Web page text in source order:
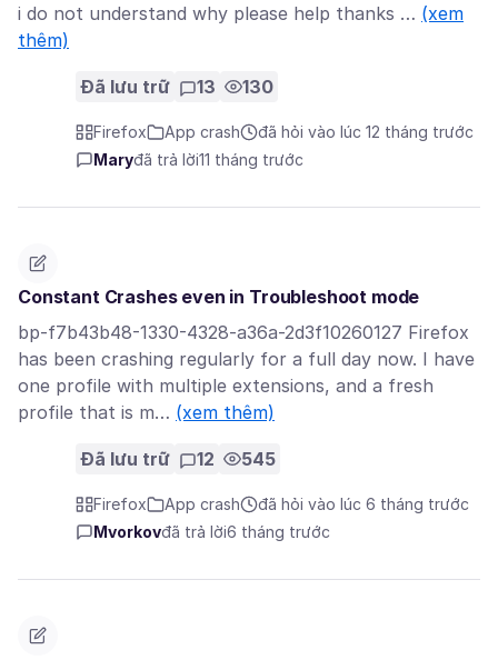
i do not understand why please help thanks … (xem
thêm)
Đã lưu trữ 13 130
Firefox App crash
đã hỏi vào lúc 12 tháng trước
Maryđã trả lời11 tháng trước
Constant Crashes even in Troubleshoot mode
bp-f7b43b48-1330-4328-a36a-2d3f10260127 Firefox
has been crashing regularly for a full day now. I have
one profile with multiple extensions, and a fresh
profile that is m… (xem thêm)
Đã lưu trữ 12 545
Firefox App crash
đã hỏi vào lúc 6 tháng trước
Mvorkovđã trả lời6 tháng trước